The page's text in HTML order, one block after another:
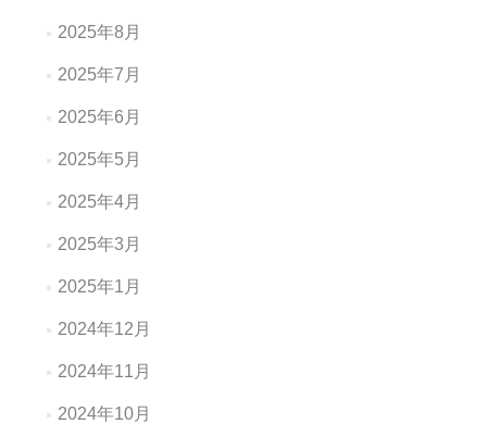
2025年8月
2025年7月
2025年6月
2025年5月
2025年4月
2025年3月
2025年1月
2024年12月
2024年11月
2024年10月